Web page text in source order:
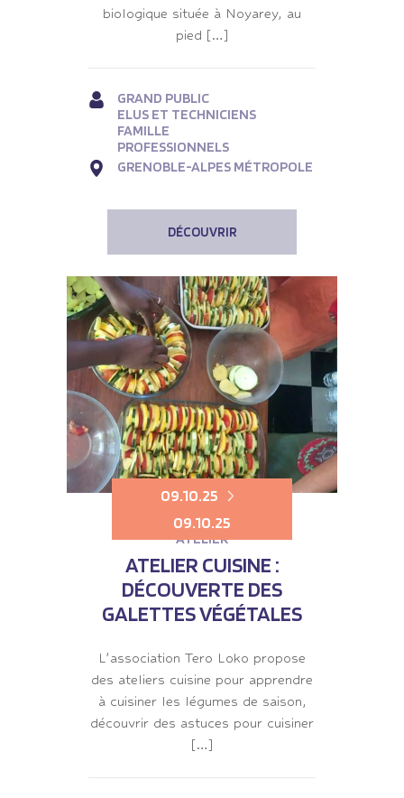
biologique située à Noyarey, au
pied […]
GRAND PUBLIC
ELUS ET TECHNICIENS
FAMILLE
PROFESSIONNELS
GRENOBLE-ALPES MÉTROPOLE
DÉCOUVRIR
09.10.25
09.10.25
ATELIER
ATELIER CUISINE :
DÉCOUVERTE DES
GALETTES VÉGÉTALES
L’association Tero Loko propose
des ateliers cuisine pour apprendre
à cuisiner les légumes de saison,
découvrir des astuces pour cuisiner
[…]